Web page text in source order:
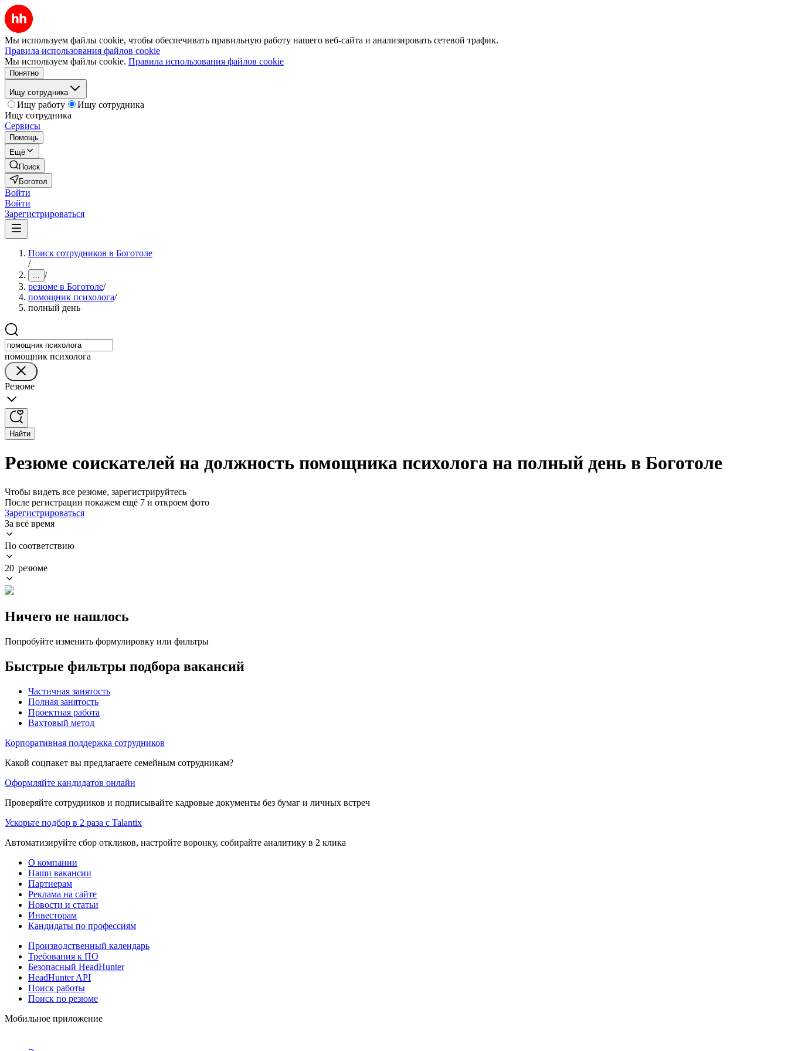
Мы используем файлы cookie, чтобы обеспечивать правильную работу нашего веб-сайта и анализировать сетевой трафик.
Правила использования файлов cookie
Мы используем файлы cookie. Правила использования файлов cookie
Понятно
Ищу сотрудника
Ищу работу
Ищу сотрудника
Ищу сотрудника
Сервисы
Помощь
Ещё
Поиск
Боготол
Войти
Войти
Зарегистрироваться
Поиск сотрудников в Боготоле
/
... /
резюме в Боготоле/
помощник психолога/
полный день
помощник психолога
Резюме
Найти
Резюме соискателей на должность помощника психолога на полный день в Боготоле
Чтобы видеть все резюме, зарегистрируйтесь
После регистрации покажем ещё 7 и откроем фото
Зарегистрироваться
За всё время
По соответствию
20 резюме
Ничего не нашлось
Попробуйте изменить формулировку или фильтры
Быстрые фильтры подбора вакансий
Частичная занятость
Полная занятость
Проектная работа
Вахтовый метод
Корпоративная поддержка сотрудников
Какой соцпакет вы предлагаете семейным сотрудникам?
Оформляйте кандидатов онлайн
Проверяйте сотрудников и подписывайте кадровые документы без бумаг и личных встреч
Ускорьте подбор в 2 раза с Talantix
Автоматизируйте сбор откликов, настройте воронку, собирайте аналитику в 2 клика
О компании
Наши вакансии
Партнерам
Реклама на сайте
Новости и статьи
Инвесторам
Кандидаты по профессиям
Производственный календарь
Требования к ПО
Безопасный HeadHunter
HeadHunter API
Поиск работы
Поиск по резюме
Мобильное приложение